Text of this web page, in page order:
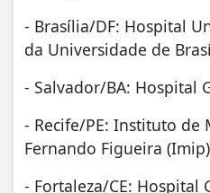
- Brasília/DF: Hospital
da Universidade de
- Salvador/BA: Hospital
- Recife/PE: Instituto
Fernando Figueira
- Fortaleza/CE: Hospital